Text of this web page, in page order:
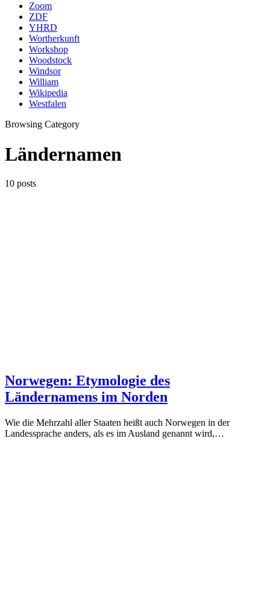
Zoom
ZDF
YHRD
Wortherkunft
Workshop
Woodstock
Windsor
William
Wikipedia
Westfalen
Browsing Category
Ländernamen
10 posts
Norwegen: Etymologie des
Ländernamens im Norden
Wie die Mehrzahl aller Staaten heißt auch Norwegen in der
Landessprache anders, als es im Ausland genannt wird,…